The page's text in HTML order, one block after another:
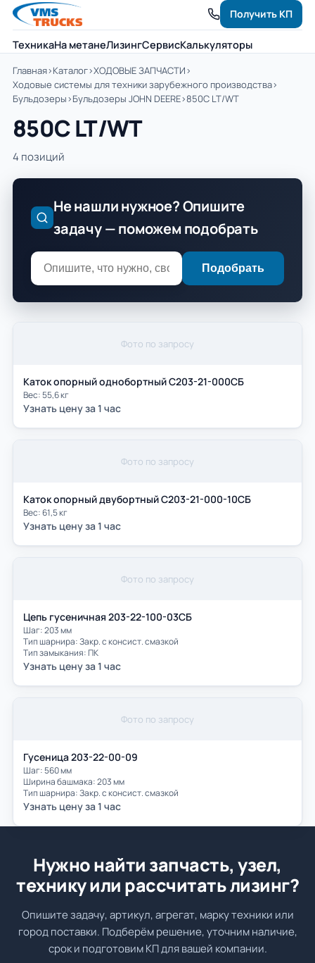
ТехникаНа метанеЛизингСервисКалькуляторы
Получить КП
Главная›Каталог›ХОДОВЫЕ ЗАПЧАСТИ›
Ходовые системы для техники зарубежного производства›
Бульдозеры›Бульдозеры JOHN DEERE›850C LT/WT
850C LT/WT
4 позиций
Не нашли нужное? Опишите
задачу — поможем подобрать
Подобрать
Фото по запросу
Каток опорный однобортный С203-21-000СБ
Вес: 55,6 кг
Узнать цену за 1 час
Фото по запросу
Каток опорный двубортный С203-21-000-10СБ
Вес: 61,5 кг
Узнать цену за 1 час
Фото по запросу
Цепь гусеничная 203-22-100-03СБ
Шаг: 203 мм
Тип шарнира: Закр. с консист. смазкой
Тип замыкания: ПК
Узнать цену за 1 час
Фото по запросу
Гусеница 203-22-00-09
Шаг: 560 мм
Ширина башмака: 203 мм
Тип шарнира: Закр. с консист. смазкой
Узнать цену за 1 час
Нужно найти запчасть, узел,
технику или рассчитать лизинг?
Опишите задачу, артикул, агрегат, марку техники или
город поставки. Подберём решение, уточним наличие,
срок и подготовим КП для вашей компании.